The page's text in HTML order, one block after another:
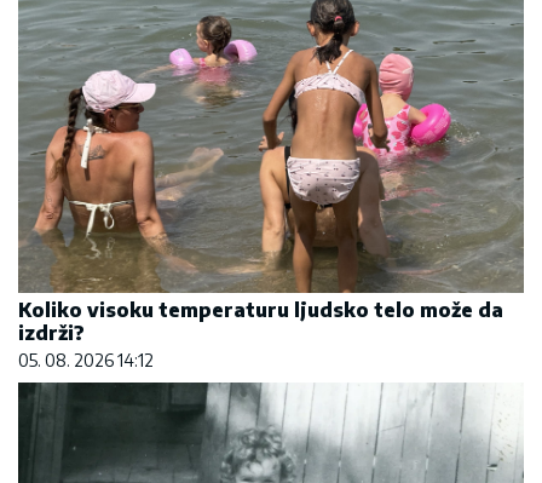
Koliko visoku temperaturu ljudsko telo može da
izdrži?
05. 08. 2026 14:12